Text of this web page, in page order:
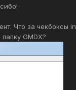
Что за чекбоксы
GMDX?